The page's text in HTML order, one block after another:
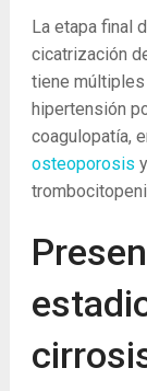
La etapa final
cicatrización
tiene
hipertensión
coagulopatía,
osteoporosis y